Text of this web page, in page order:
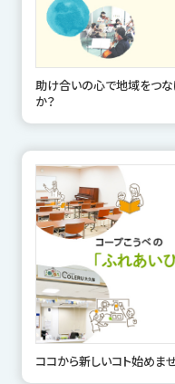
助け合いの心で地域をつ
か？
ココから新しいコト始めま